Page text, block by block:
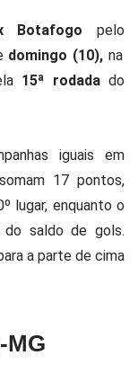
Botafogo pelo
domingo (10), na
15ª rodadado
iguais em
17 pontos,
lugar, enquanto o
do saldo de gols.
a parte de cima
MG